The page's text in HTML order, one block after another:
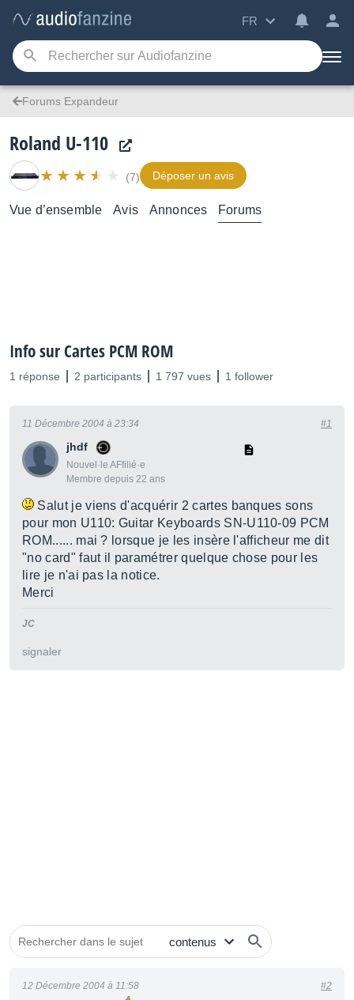
FR
Forums Expandeur
Roland U-110
(7) Déposer un avis
Vue d’ensemble Avis Annonces Forums
Info sur Cartes PCM ROM
1 réponse 2 participants 1 797 vues 1 follower
jhdf
Nouvel·le AFfilié·e
Membre depuis 22 ans
11 Décembre 2004 à 23:34 #1
Salut je viens d'acquérir 2 cartes banques sons
pour mon U110: Guitar Keyboards SN-U110-09 PCM
ROM...... mai ? lorsque je les insère l'afficheur me dit
"no card" faut il paramétrer quelque chose pour les
lire je n'ai pas la notice.
Merci
JC
signaler
12 Décembre 2004 à 11:58 #2